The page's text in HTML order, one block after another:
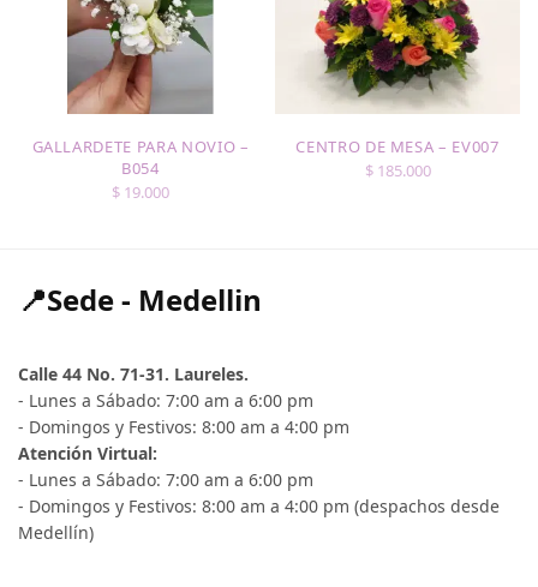
GALLARDETE PARA NOVIO –
B054
$ 19.000
CENTRO DE MESA – EV007
$185.000
📍Sede - Medellin
Calle 44 No. 71-31. Laureles.
- Lunes a Sábado: 7:00 am a 6:00 pm
- Domingos y Festivos: 8:00 am a 4:00 pm
Atención Virtual:
- Lunes a Sábado: 7:00 am a 6:00 pm
- Domingos y Festivos: 8:00 am a 4:00 pm (despachos desde
Medellín)